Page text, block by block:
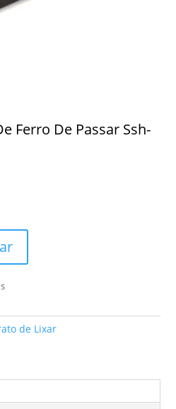
Ferro De Passar Ssh-
de Lixar